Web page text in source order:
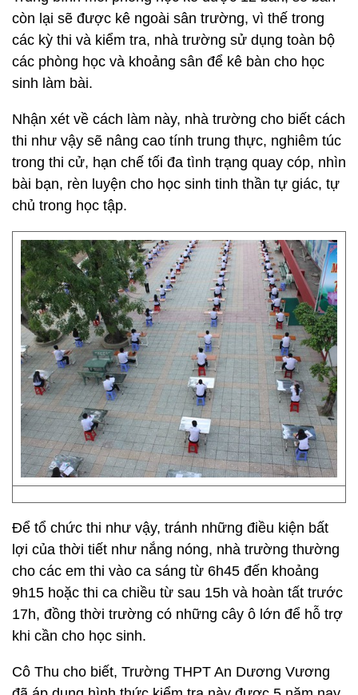
còn lại sẽ được kê ngoài sân trường, vì thế trong
các kỳ thi và kiểm tra, nhà trường sử dụng toàn bộ
các phòng học và khoảng sân để kê bàn cho học
sinh làm bài.
Nhận xét về cách làm này, nhà trường cho biết cách
thi như vậy sẽ nâng cao tính trung thực, nghiêm túc
trong thi cử, hạn chế tối đa tình trạng quay cóp, nhìn
bài bạn, rèn luyện cho học sinh tinh thần tự giác, tự
chủ trong học tập.
Để tổ chức thi như vậy, tránh những điều kiện bất
lợi của thời tiết như nắng nóng, nhà trường thường
cho các em thi vào ca sáng từ 6h45 đến khoảng
9h15 hoặc thi ca chiều từ sau 15h và hoàn tất trước
17h, đồng thời trường có những cây ô lớn để hỗ trợ
khi cần cho học sinh.
Cô Thu cho biết, Trường THPT An Dương Vương